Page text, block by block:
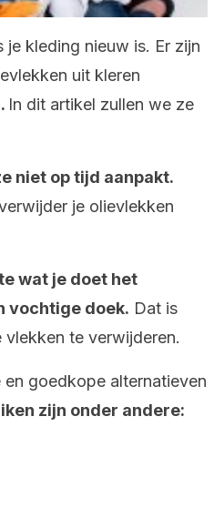
je kleding nieuw is. Er zijn
uit kleren
In dit artikel zullen we ze
niet op tijd aanpakt.
je olievlekken
wat je doet het
vochtige doek. Dat is
te verwijderen.
goedkope alternatieven
zijn onder andere: